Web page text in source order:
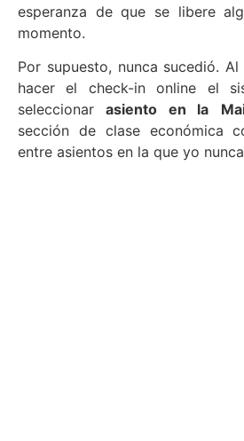
esperanza de que se libere
momento.
Por supuesto, nunca sucedió.
hacer el check-in online el
seleccionarasiento en la
sección de clase económica
entre asientos en la que yo